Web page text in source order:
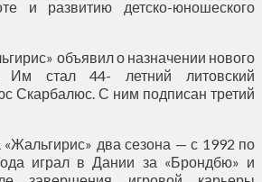
и развитию детско-юношеского
объявил о назначении нового
Им стал 44- летний литовский
Скарбалюс. С ним подписан третий
два сезона — с 1992 по
играл в Дании за «Брондбю» и